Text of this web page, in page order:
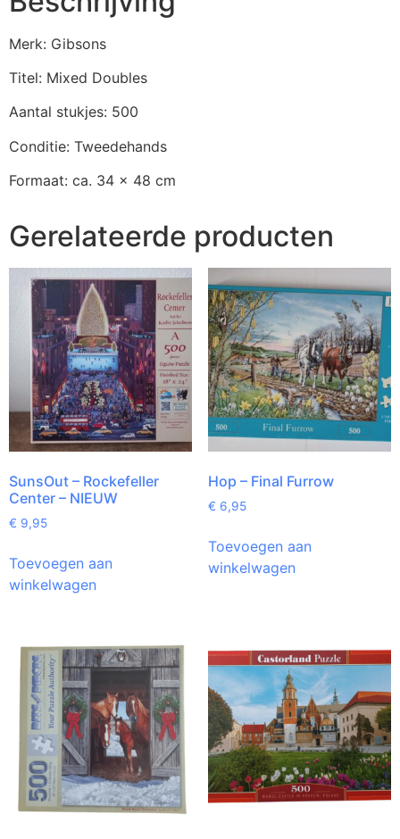
Merk: Gibsons
Titel: Mixed Doubles
Aantal stukjes: 500
Conditie: Tweedehands
Formaat: ca. 34 x 48 cm
Gerelateerde producten
SunsOut – Rockefeller
Center – NIEUW
€ 9,95
Toevoegen aan
winkelwagen
Hop – Final Furrow
€ 6,95
Toevoegen aan
winkelwagen